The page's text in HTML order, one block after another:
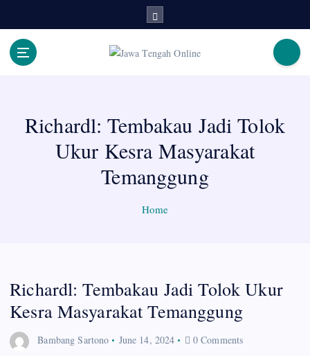
Richardl: Tembakau Jadi Tolok
Ukur Kesra Masyarakat
Temanggung
Home
Richardl: Tembakau Jadi Tolok Ukur
Kesra Masyarakat Temanggung
Bambang Sartono June 14, 2024 0 Comments